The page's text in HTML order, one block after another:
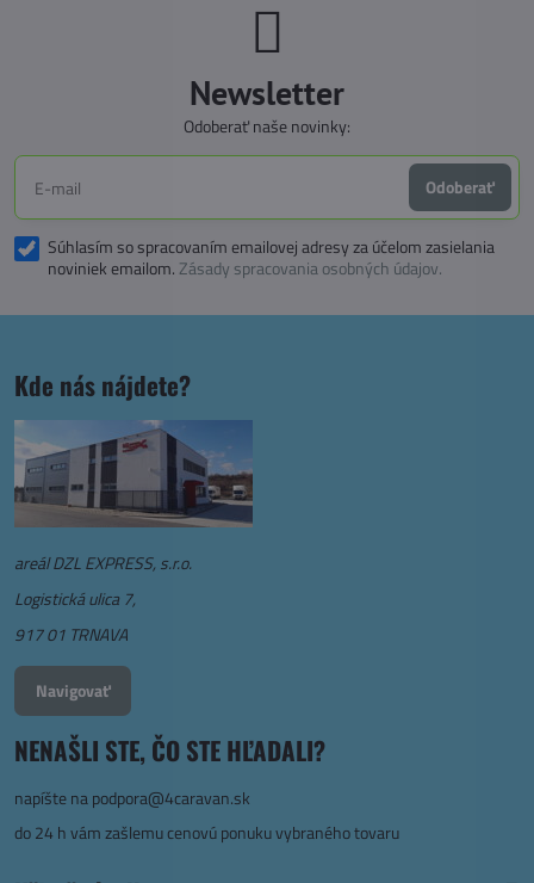
Newsletter
Odoberať naše novinky:
Odoberať
Súhlasím so spracovaním emailovej adresy za účelom zasielania
noviniek emailom.Zásady spracovania osobných údajov.
Kde nás nájdete?
areál DZL EXPRESS, s.r.o.
Logistická ulica 7,
917 01 TRNAVA
Navigovať
NENAŠLI STE, ČO STE HĽADALI?
napíšte napodpora@4caravan.sk
do 24 h vám zašlemu cenovú ponuku vybraného tovaru